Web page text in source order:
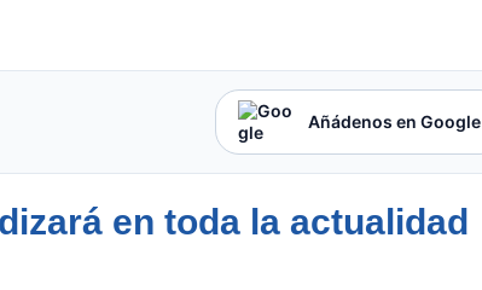
Añádenos en Google
en toda la actualidad